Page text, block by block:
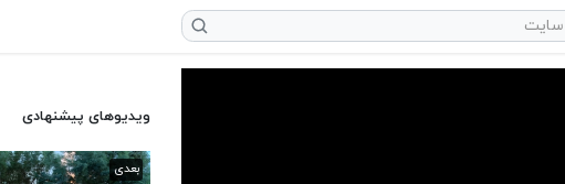
ویدیوهای پیشنهادی
بعدی